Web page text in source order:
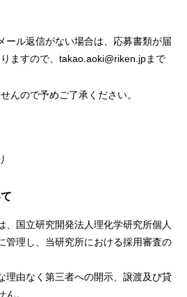
ール返信がない場合は、応募書類が届
ますので、takao.aoki@riken.jpまで
んので予めご了承ください。
、国立研究開発法人理化学研究所個人
管理し、当研究所における採用審査の
理由なく第三者への開示、譲渡及び貸
。